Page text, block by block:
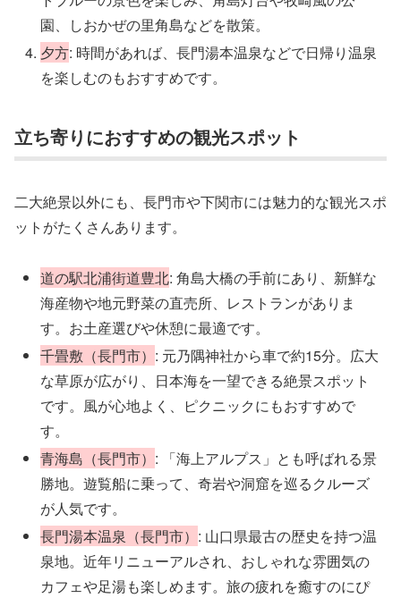
園、しおかぜの里角島などを散策。
夕方: 時間があれば、長門湯本温泉などで日帰り温泉
を楽しむのもおすすめです。
立ち寄りにおすすめの観光スポット
二大絶景以外にも、長門市や下関市には魅力的な観光スポ
ットがたくさんあります。
道の駅北浦街道豊北: 角島大橋の手前にあり、新鮮な
海産物や地元野菜の直売所、レストランがありま
す。お土産選びや休憩に最適です。
千畳敷（長門市） : 元乃隅神社から車で約15分。広大
な草原が広がり、日本海を一望できる絶景スポット
です。風が心地よく、ピクニックにもおすすめで
す。
青海島（長門市） : 「海上アルプス」とも呼ばれる景
勝地。遊覧船に乗って、奇岩や洞窟を巡るクルーズ
が人気です。
長門湯本温泉（長門市） : 山口県最古の歴史を持つ温
泉地。近年リニューアルされ、おしゃれな雰囲気の
カフェや足湯も楽しめます。旅の疲れを癒すのにぴ